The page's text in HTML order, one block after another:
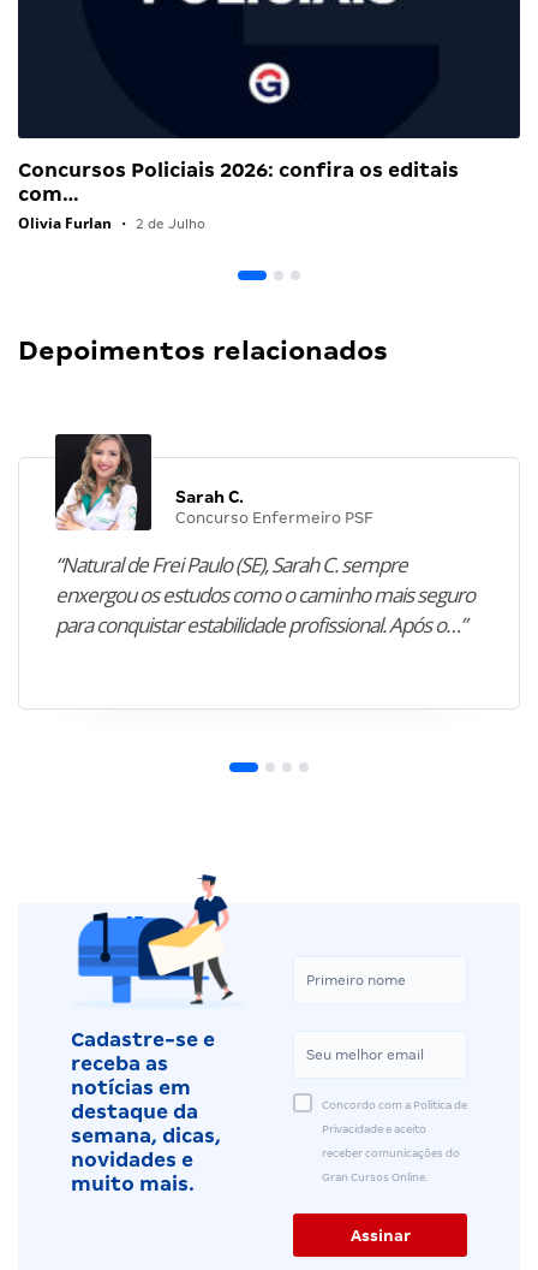
Concursos Policiais 2026: confira os editais
com…
Olivia Furlan • 2 de Julho
Depoimentos relacionados
Sarah C.
Concurso Enfermeiro PSF
“Natural de Frei Paulo (SE), Sarah C. sempre
enxergou os estudos como o caminho mais seguro
para conquistar estabilidade profissional. Após o…”
Cadastre-se e
receba as
notícias em
destaque da
semana, dicas,
novidades e
muito mais.
Concordo com a Política de
Privacidade e aceito
receber comunicações do
Gran Cursos Online.